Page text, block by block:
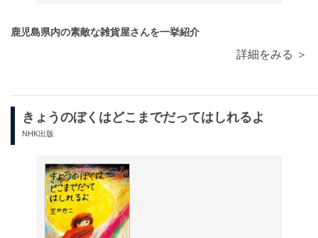
鹿児島県内の素敵な雑貨屋さんを一挙紹介
詳細をみる ＞
きょうのぼくはどこまでだってはしれるよ
NHK出版